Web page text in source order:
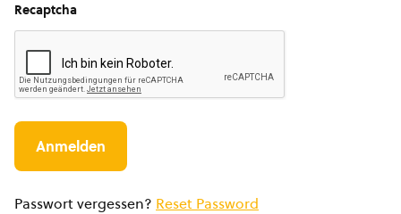
Recaptcha
Passwort vergessen? Reset Password